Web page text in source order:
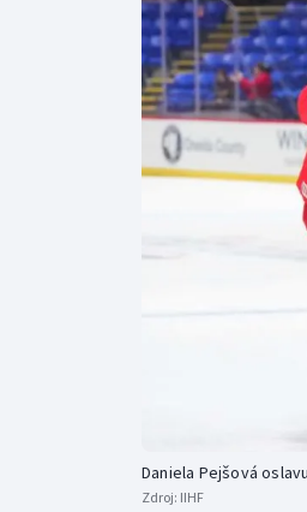
Daniela Pejšová
Zdroj: IIHF